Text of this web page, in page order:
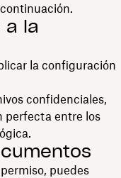
a la
la configuración
confidenciales,
perfecta entre los
puedes